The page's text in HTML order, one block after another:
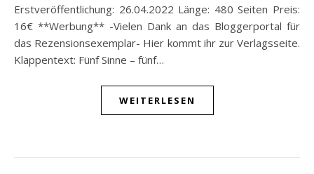
Erstveröffentlichung: 26.04.2022 Länge: 480 Seiten Preis:
16€ **Werbung** -Vielen Dank an das Bloggerportal für
das Rezensionsexemplar- Hier kommt ihr zur Verlagsseite.
Klappentext: Fünf Sinne – fünf…
WEITERLESEN